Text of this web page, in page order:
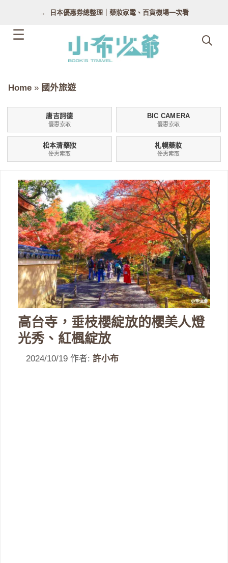
日本優惠券總整理｜藥妝家電、百貨機場一次看
Home » 國外旅遊
唐吉訶德
優惠索取
BIC CAMERA
優惠索取
松本清藥妝
優惠索取
札幌藥妝
優惠索取
高台寺，垂枝櫻綻放的櫻美人燈
光秀、紅楓綻放
2024/10/19 作者: 許小布